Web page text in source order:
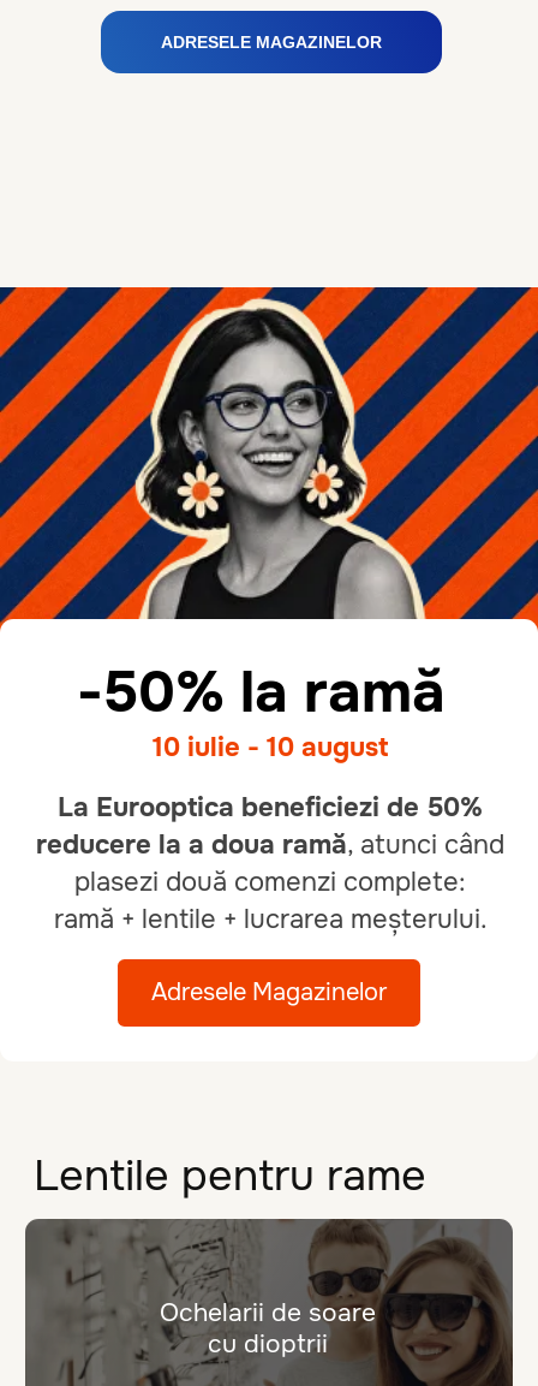
ADRESELE MAGAZINELOR
Adresele Magazinelor
Lentile pentru rame
Ochelari pentru
Ochelari
pentru sport
Ochelari pentru
citit
Ochelari pentru
condus
Ochelarii de soare
cu dioptrii
Ochelari cu lentile
progressive